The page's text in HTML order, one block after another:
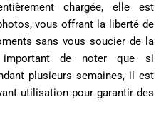
chargée, elle est
vous offrant la liberté de
sans vous soucier de la
important de noter que si
plusieurs semaines, il est
utilisation pour garantir des